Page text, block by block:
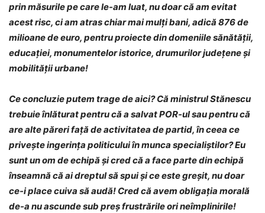
prin măsurile pe care le-am luat, nu doar că am evitat
acest risc, ci am atras chiar mai mulți bani, adică 876 de
milioane de euro, pentru proiecte din domeniile sănătăţii,
educaţiei, monumentelor istorice, drumurilor judeţene şi
mobilităţii urbane!
Ce concluzie putem trage de aici? Că ministrul Stănescu
trebuie înlăturat pentru că a salvat POR-ul sau pentru că
are alte păreri față de activitatea de partid, în ceea ce
privește ingerința politicului în munca specialiștilor? Eu
sunt un om de echipă și cred că a face parte din echipă
înseamnă că ai dreptul să spui și ce este greșit, nu doar
ce-i place cuiva să audă! Cred că avem obligația morală
de-a nu ascunde sub preș frustrările ori neîmplinirile!